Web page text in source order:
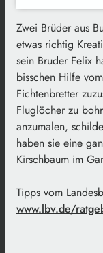
Zwei Brüder aus
etwas richtig
sein Bruder Felix
bisschen Hilfe
Fichtenbretter
Fluglöcher zu
anzumalen,
haben sie eine
Kirschbaum im
Tipps vom
www.lbv.de/